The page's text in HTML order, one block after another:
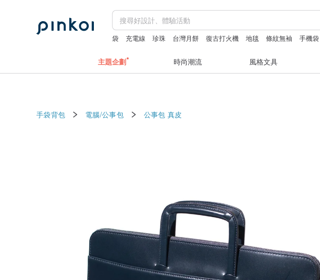
袋 充電線 珍珠 台灣月餅 復古打火機 地毯 條紋無袖 手機袋
主題企劃 時尚潮流 風格文具
手袋背包 電腦/公事包 公事包 真皮